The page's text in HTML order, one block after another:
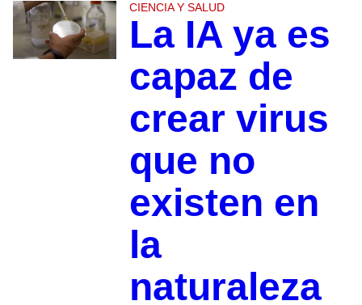
CIENCIA Y SALUD
La IA ya es
capaz de
crear virus
que no
existen en
la
naturaleza